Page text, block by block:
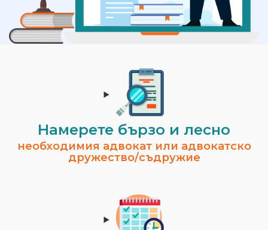
Намерете бързо и лесно
необходимия адвокат или адвокатско
дружество/съдружие